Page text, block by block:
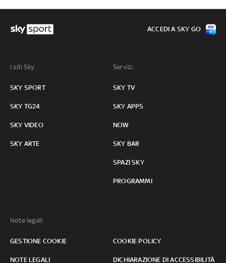
I siti Sky:
SKY SPORT
SKY TG24
SKY VIDEO
SKY ARTE
Servizi:
SKY TV
SKY APPS
NOW
SKY BAR
SPAZI SKY
PROGRAMMI
Note legali:
GESTIONE COOKIE COOKIE POLICY
NOTE LEGALI DICHIARAZIONE DI ACCESSIBILITÀ
ACCEDI A SKY GO